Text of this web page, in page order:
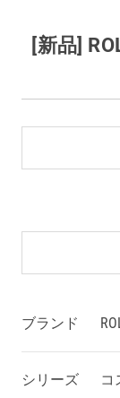
[新品]
ブランド
シリーズ コ